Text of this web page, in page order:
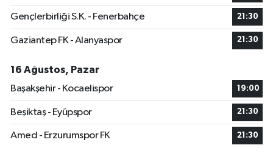
Gençlerbirliği S.K. - Fenerbahçe 21:30
Gaziantep FK - Alanyaspor 21:30
16 Ağustos, Pazar
Başakşehir - Kocaelispor
19:00
Beşiktaş - Eyüpspor 21:30
Amed - Erzurumspor FK 21:30